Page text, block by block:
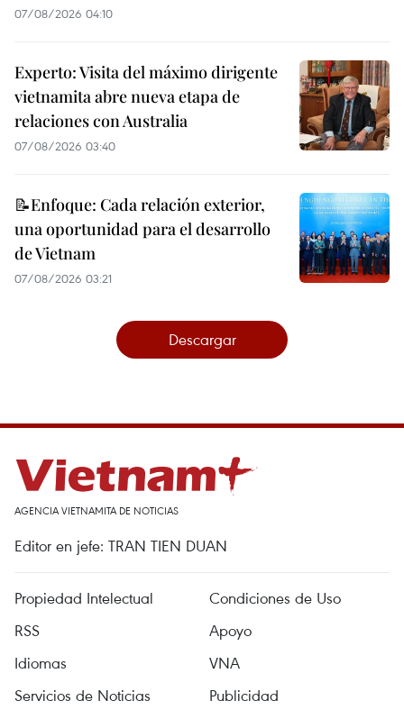
07/08/2026 04:10
Experto: Visita del máximo dirigente
vietnamita abre nueva etapa de
relaciones con Australia
07/08/2026 03:40
📝Enfoque: Cada relación exterior,
una oportunidad para el desarrollo
de Vietnam
07/08/2026 03:21
Descargar
AGENCIA VIETNAMITA DE NOTICIAS
Editor en jefe: TRAN TIEN DUAN
Propiedad Intelectual
Condiciones de Uso
RSS
Apoyo
Idiomas
VNA
Servicios de Noticias
Publicidad